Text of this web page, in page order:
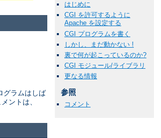
はじめに
CGI を許可するように
Apache を設定する
CGI プログラムを書く
しかし、まだ動かない !
裏で何が起こっているのか?
CGI モジュール/ライブラリ
更なる情報
参照
コメント
グラムはしば
ントは、